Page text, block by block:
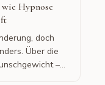
Hypnose
doch
Über die
–